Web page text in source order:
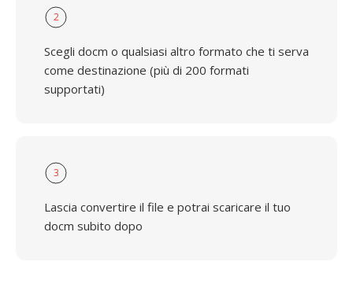
2
Scegli docm o qualsiasi altro formato che ti serva
come destinazione (più di 200 formati
supportati)
3
Lascia convertire il file e potrai scaricare il tuo
docm subito dopo